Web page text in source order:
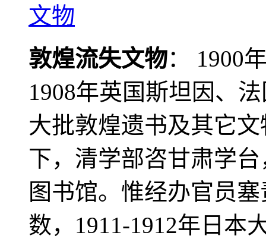
敦煌流失文物： 1900
1908年英国斯坦因、
大批敦煌遗书及其它
下，清学部咨甘肃学
图书馆。惟经办官员
数，1911-1912年日本